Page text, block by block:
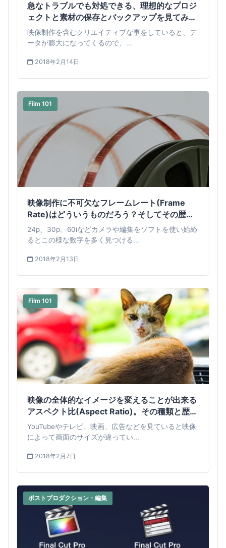
急なトラブルでも対処できる、理想的なプロジ
ェクトと素材の保存とバックアップを見てみよ
う
映像制作を含むクリエイティブな事をしていると、デ
ータが膨大になってくるので、...
2018年2月14日
Film 101
映像制作に不可欠なフレームレート(Frame
Rate)はどういうものだろう？そしてその歴史
を見てみよう
24p、30p、60iなどカメラや編集をソフトを使い始め
るとこの様な数字を多く見つける...
2018年2月13日
Film 101
映像の全体的なイメージを変えることが出来る
アスペクト比(Aspect Ratio)。その種類と歴史
を見てみよう。
YouTubeやテレビ、映画、広告などを見ていると映像
によって画面のサイズが違ってい...
2018年2月7日
ポストプロダクション・編集